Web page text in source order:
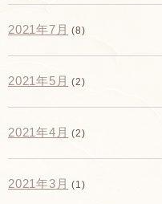
2021年7月 (8)
2021年5月 (2)
2021年4月 (2)
2021年3月 (1)